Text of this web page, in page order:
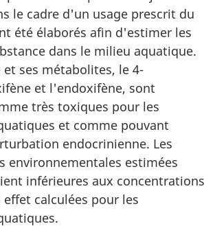
le cadre d'un usage prescrit du
été élaborés afin d'estimer les
dans le milieu aquatique.
ses métabolites, le 4-
et l'endoxifène, sont
très toxiques pour les
et comme pouvant
endocrinienne. Les
environnementales estimées
inférieures aux concentrations
effet calculées pour les